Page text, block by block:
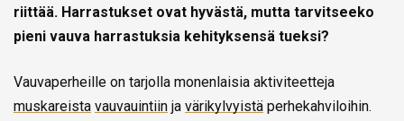
riittää. Harrastukset ovat hyvästä, mutta tarvitseeko
pieni vauva harrastuksia kehityksensä tueksi?
Vauvaperheille on tarjolla monenlaisia aktiviteetteja
muskareista vauvauintiin ja värikylvyistä perhekahviloihin.